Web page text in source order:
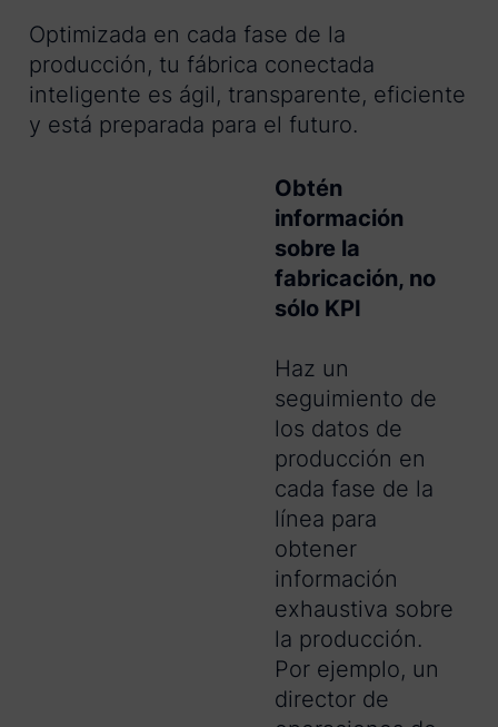
Optimizada en cada fase de la
producción, tu fábrica conectada
inteligente es ágil, transparente, eficiente
y está preparada para el futuro.
Obtén
información
sobre la
fabricación, no
sólo KPI
Haz un
seguimiento de
los datos de
producción en
cada fase de la
línea para
obtener
información
exhaustiva sobre
la producción.
Por ejemplo, un
director de